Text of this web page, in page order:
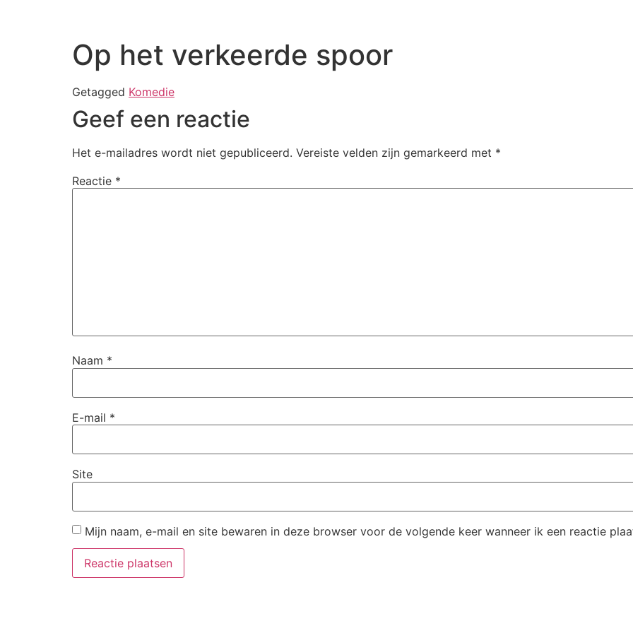
Op het verkeerde spoor
Getagged Komedie
Geef een reactie
Het e-mailadres wordt niet gepubliceerd. Vereiste velden zijn gemarkeerd met *
Reactie *
Naam *
E-mail *
Site
Mijn naam, e-mail en site bewaren in deze browser voor de volgende keer wanneer ik een reactie